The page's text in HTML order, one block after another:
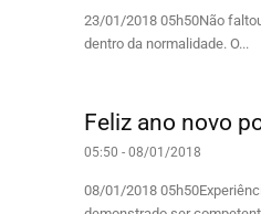
23/01/2018 05h50Não
dentro da normalidade. O...
Feliz ano novo
05:50 - 08/01/2018
08/01/2018